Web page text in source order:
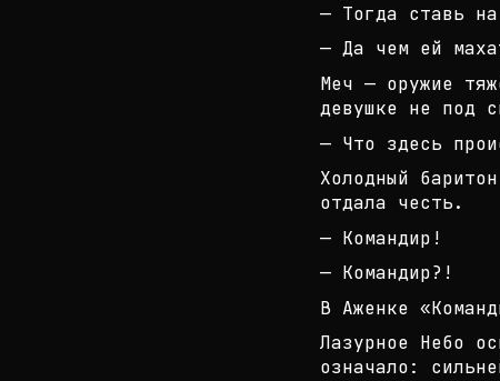
— Тогда ставь
— Да чем ей
Меч — оружие
девушке не под
— Что здесь
Холодный
отдала честь.
— Командир!
— Командир?!
В Аженке
Лазурное Небо
означало: